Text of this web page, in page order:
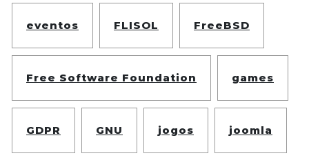
eventos FLISOL FreeBSD
Free Software Foundation games
GDPR GNU jogos joomla